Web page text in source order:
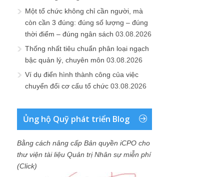
Một tổ chức không chỉ cần người, mà
còn cần 3 đúng: đúng số lượng – đúng
thời điểm – đúng ngân sách 03.08.2026
Thống nhất tiêu chuẩn phân loại ngạch
bậc quản lý, chuyên môn 03.08.2026
Ví dụ điển hình thành công của việc
chuyển đổi cơ cấu tổ chức 03.08.2026
Ủng hộ Quỹ phát triển Blog
Bằng cách nâng cấp Bản quyền iCPO cho
thư viện tài liệu Quản trị Nhân sự miễn phí
(Click)